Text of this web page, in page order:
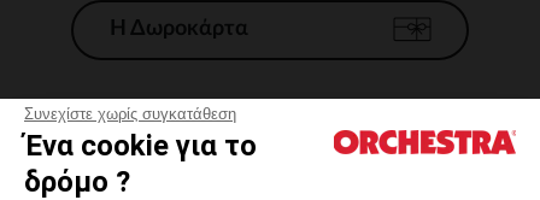
Συνεχίστε χωρίς συγκατάθεση
Ένα cookie για το
δρόμο ?
Η Δωροκάρτα
Γενικοί 'Οροι Πώλησης